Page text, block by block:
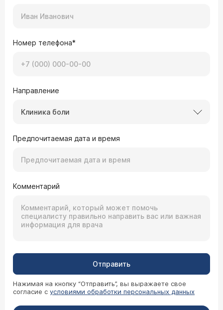
Номер телефона*
Направление
Клиника боли
Предпочитаемая дата и время
Комментарий
Отправить
Нажимая на кнопку “Отправить”, вы выражаете свое
согласие с условиями обработки персональных данных